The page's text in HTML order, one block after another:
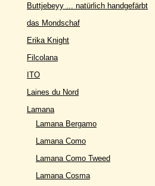
Buttjebeyy ... natürlich handgefärbt
das Mondschaf
Erika Knight
Filcolana
ITO
Laines du Nord
Lamana
Lamana Bergamo
Lamana Como
Lamana Como Tweed
Lamana Cosma